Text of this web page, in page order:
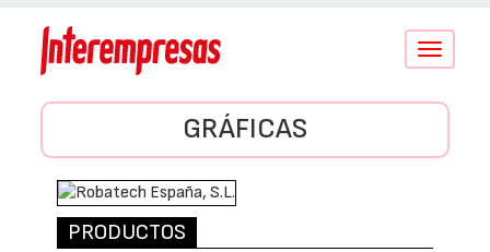
Conmutar
GRÁFICAS
PRODUCTOS